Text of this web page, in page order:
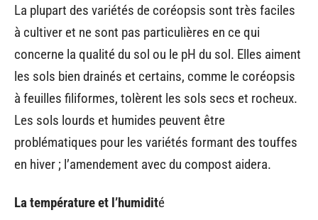
La plupart des variétés de coréopsis sont très faciles
à cultiver et ne sont pas particulières en ce qui
concerne la qualité du sol ou le pH du sol. Elles aiment
les sols bien drainés et certains, comme le coréopsis
à feuilles filiformes, tolèrent les sols secs et rocheux.
Les sols lourds et humides peuvent être
problématiques pour les variétés formant des touffes
en hiver ; l’amendement avec du compost aidera.
La température et l’humidité